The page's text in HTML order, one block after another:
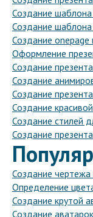
Создание шаблона
Создание
Создание onepage
Оформление
Создание
Создание
Создание
Создание
Создание стилей
Создание
Создание
Определение
Создание крутой
Создание